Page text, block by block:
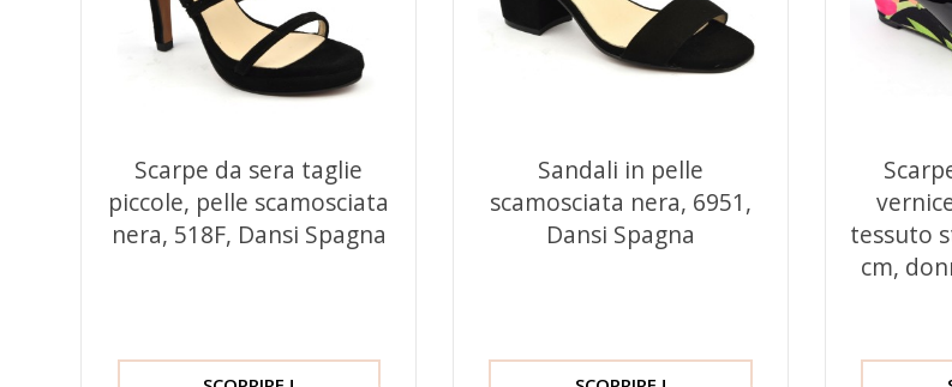
Scarpe da sera taglie
piccole, pelle scamosciata
nera, 518F, Dansi Spagna
Sandali in pelle
scamosciata nera, 6951,
Dansi Spagna
tessuto
cm,